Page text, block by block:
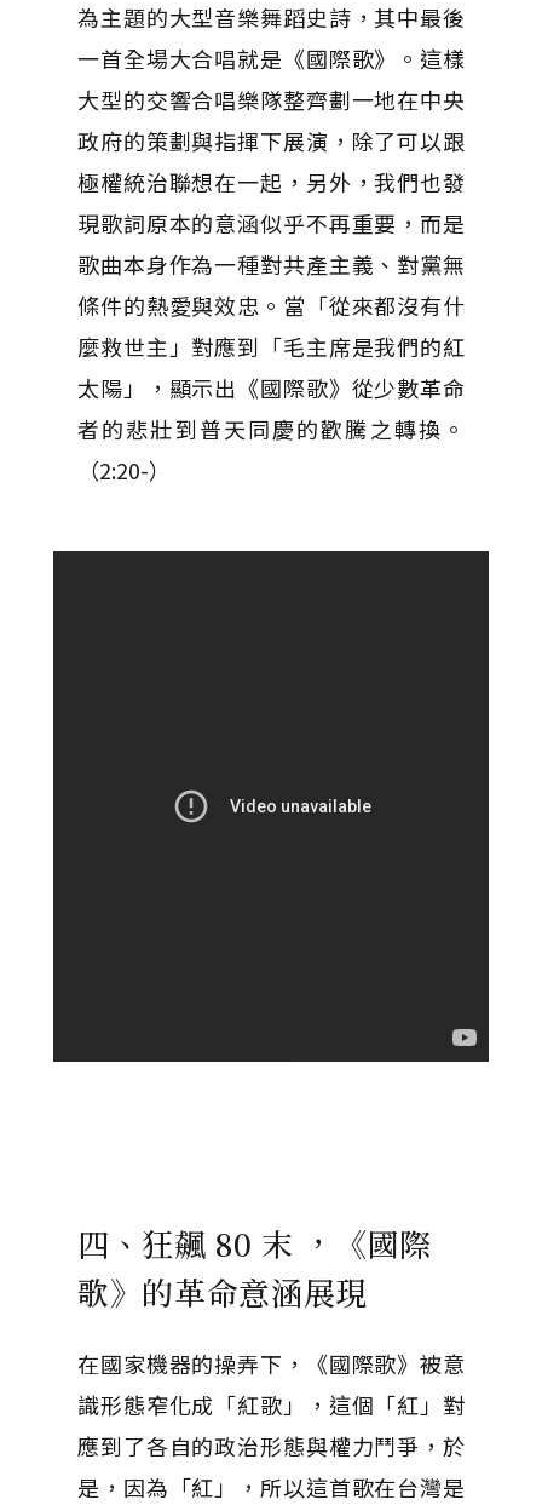
為主題的大型音樂舞蹈史詩，其中最後
一首全場大合唱就是《國際歌》。這樣
大型的交響合唱樂隊整齊劃一地在中央
政府的策劃與指揮下展演，除了可以跟
極權統治聯想在一起，另外，我們也發
現歌詞原本的意涵似乎不再重要，而是
歌曲本身作為一種對共產主義、對黨無
條件的熱愛與效忠。當「從來都沒有什
麼救世主」對應到「毛主席是我們的紅
太陽」，顯示出《國際歌》從少數革命
者的悲壯到普天同慶的歡騰之轉換。
（2:20-）
四、狂飆 80 末 ，《國際
歌》的革命意涵展現
在國家機器的操弄下，《國際歌》被意
識形態窄化成「紅歌」，這個「紅」對
應到了各自的政治形態與權力鬥爭，於
是，因為「紅」，所以這首歌在台灣是